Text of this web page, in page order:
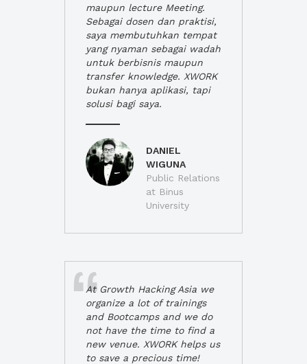
maupun lecture Meeting.
Sebagai dosen dan praktisi,
saya membutuhkan tempat
yang nyaman sebagai wadah
untuk berbisnis maupun
transfer knowledge. XWORK
bukan hanya aplikasi, tapi
solusi bagi saya.
DANIEL
WIGUNA
Public Relations
at Binus
University
At Growth Hacking Asia we
organize a lot of trainings
and Bootcamps and we do
not have the time to find a
new venue. XWORK helps us
to save a precious time!